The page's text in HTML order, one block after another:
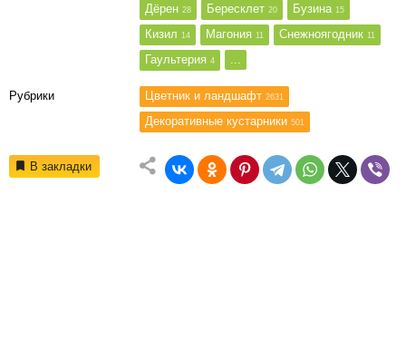
Дёрен 28 Бересклет 20 Бузина 15
Кизил 14 Магония 11 Снежноягодник 11
Гаультерия 4
Рубрики Цветник и ландшафт 2631
Декоративные кустарники 501
В закладки